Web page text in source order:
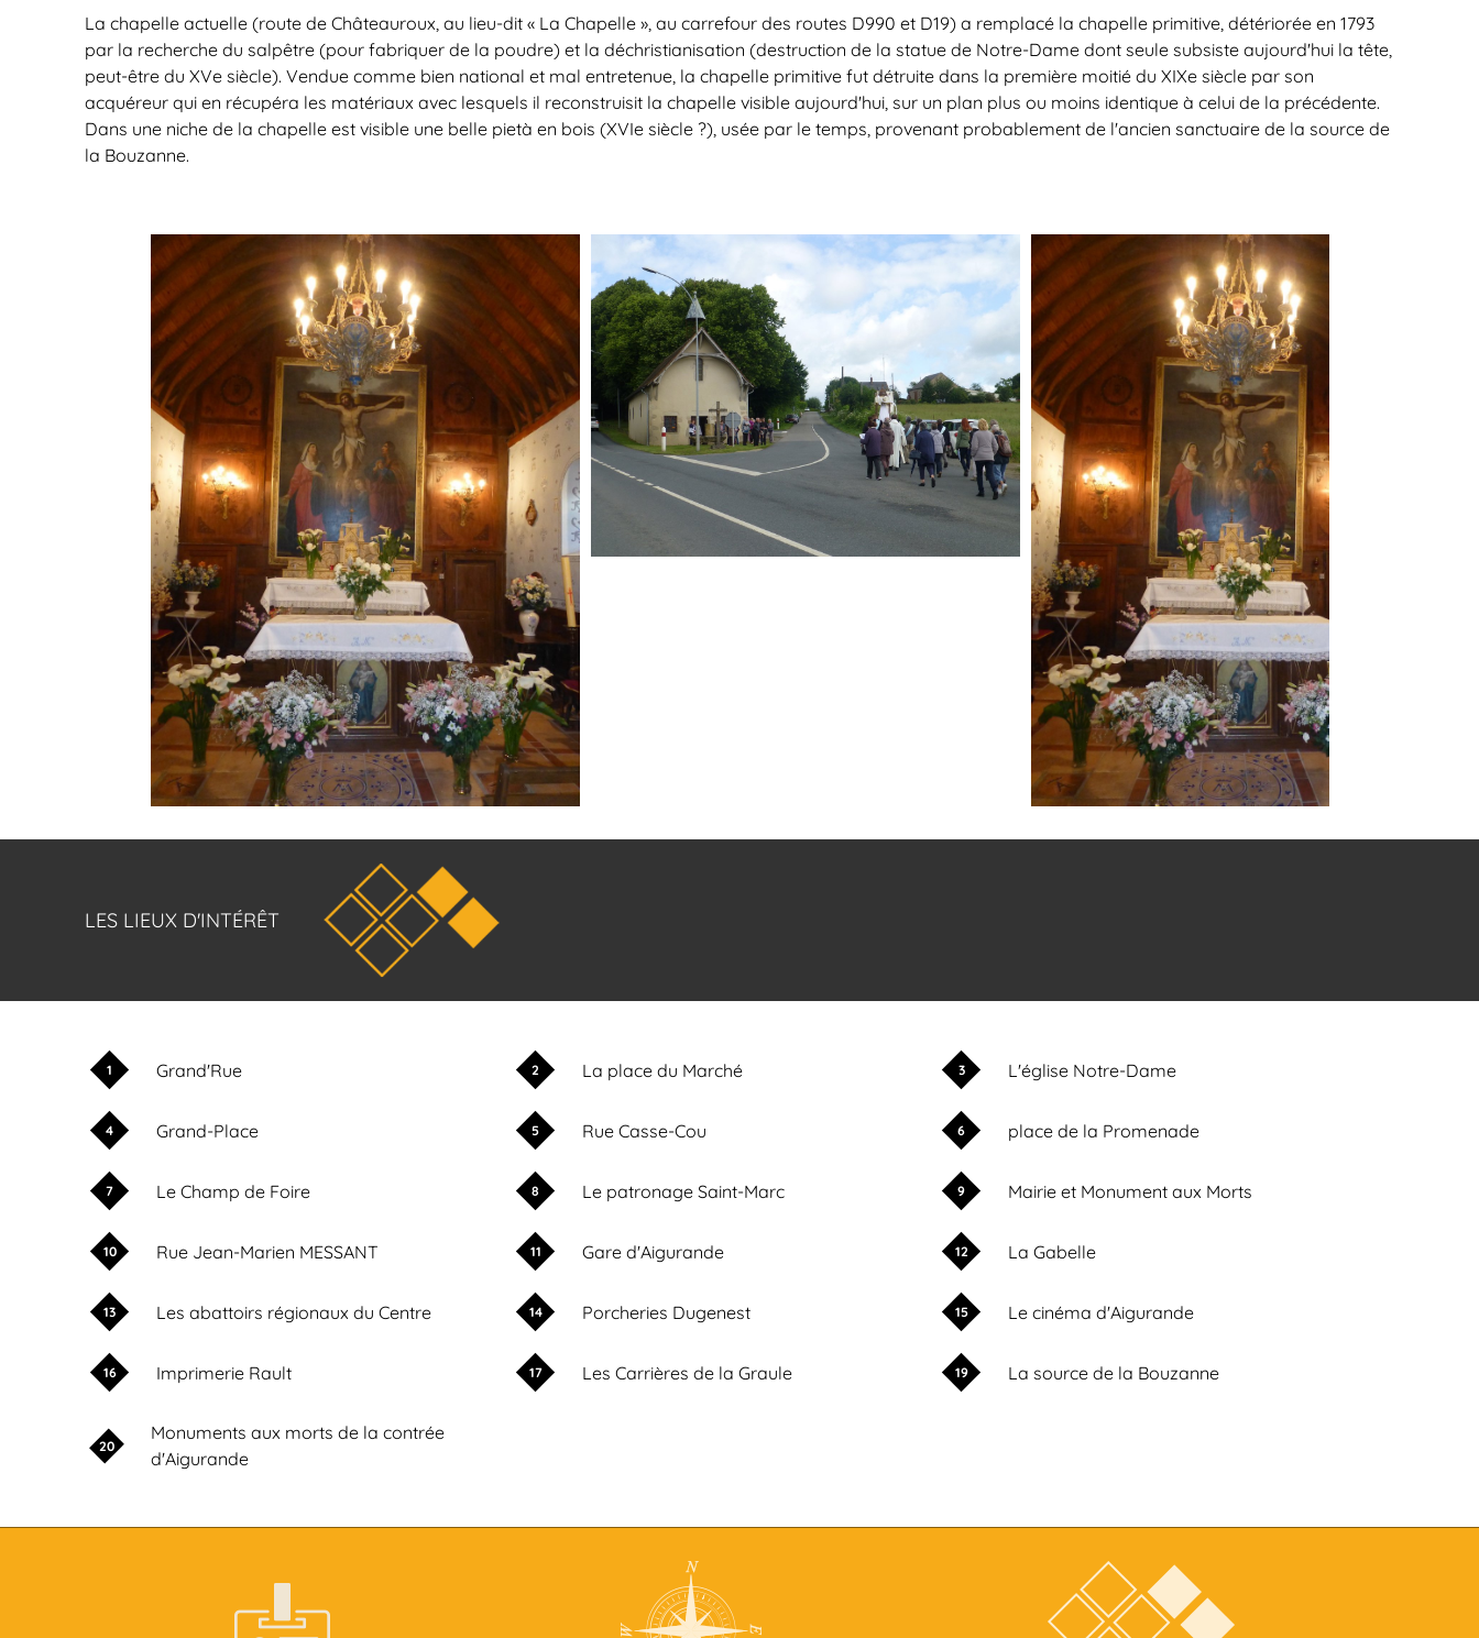
La chapelle actuelle (route de Châteauroux, au lieu-dit « La Chapelle », au carrefour des routes D990 et D19) a remplacé la chapelle primitive, détériorée en 1793
par la recherche du salpêtre (pour fabriquer de la poudre) et la déchristianisation (destruction de la statue de Notre-Dame dont seule subsiste aujourd'hui la tête,
peut-être du XVe siècle). Vendue comme bien national et mal entretenue, la chapelle primitive fut détruite dans la première moitié du XIXe siècle par son
acquéreur qui en récupéra les matériaux avec lesquels il reconstruisit la chapelle visible aujourd'hui, sur un plan plus ou moins identique à celui de la précédente.
Dans une niche de la chapelle est visible une belle pietà en bois (XVIe siècle ?), usée par le temps, provenant probablement de l'ancien sanctuaire de la source de
la Bouzanne.
LES LIEUX D'INTÉRÊT
1 Grand'Rue 2 La place du Marché 3 L'église Notre-Dame
4 Grand-Place 5 Rue Casse-Cou 6 place de la Promenade
7 Le Champ de Foire 8 Le patronage Saint-Marc 9 Mairie et Monument aux Morts
10 Rue Jean-Marien MESSANT 11 Gare d'Aigurande 12 La Gabelle
13 Les abattoirs régionaux du Centre 14 Porcheries Dugenest 15 Le cinéma d'Aigurande
16 Imprimerie Rault 17 Les Carrières de la Graule 19 La source de la Bouzanne
20
Monuments aux morts de la contrée
d'Aigurande